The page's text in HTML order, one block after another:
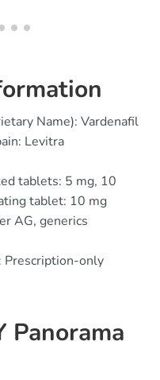
Name): Vardenafil
Levitra
tablets: 5 mg, 10
tablet: 10 mg
AG, generics
Prescription-only
Panorama